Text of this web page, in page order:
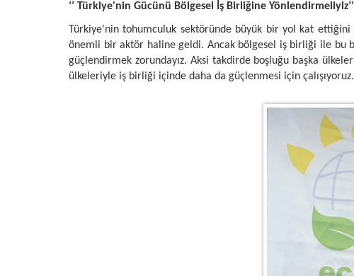
‘’ Türkiye'nin Gücünü Bölgesel İş Birliğine Yönlendirmeliyiz’’
Türkiye'nin tohumculuk sektöründe büyük bir yol kat
önemli bir aktör haline geldi. Ancak bölgesel iş birliği ile bu
güçlendirmek zorundayız. Aksi takdirde boşluğu başka
ülkeleriyle iş birliği içinde daha da güçlenmesi için